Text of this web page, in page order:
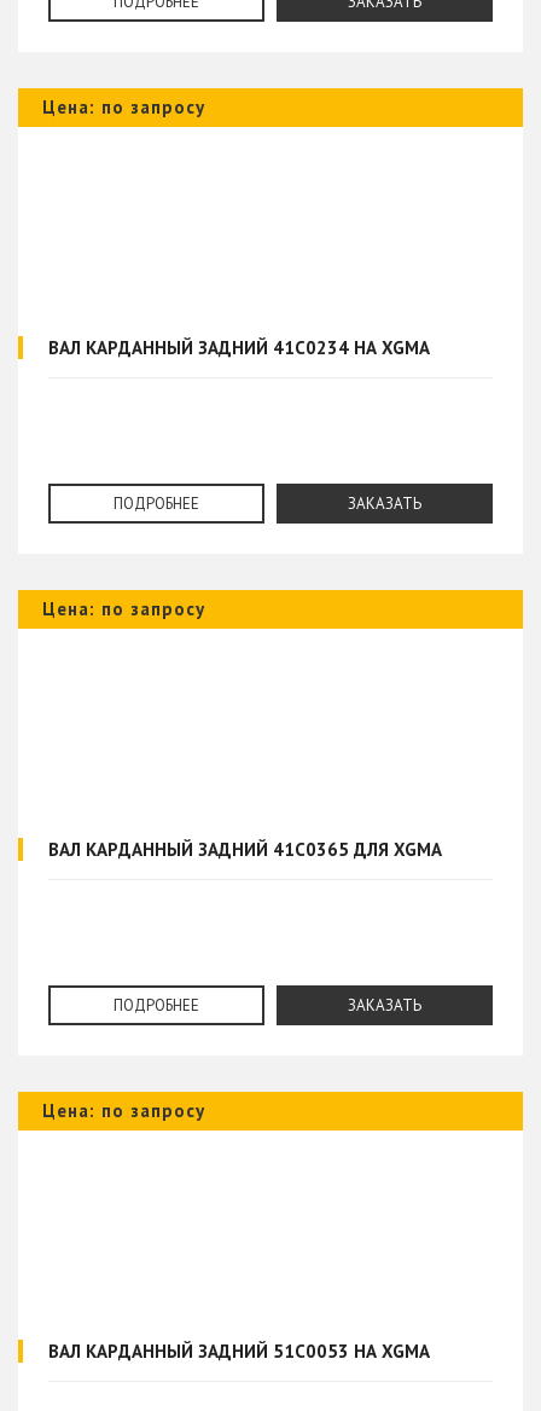
Цена: по запросу
ВАЛ КАРДАННЫЙ ЗАДНИЙ 41C0234 НА XGMA
ПОДРОБНЕЕ ЗАКАЗАТЬ
Цена: по запросу
ВАЛ КАРДАННЫЙ ЗАДНИЙ 41C0365 ДЛЯ XGMA
ПОДРОБНЕЕ ЗАКАЗАТЬ
Цена: по запросу
ВАЛ КАРДАННЫЙ ЗАДНИЙ 51C0053 НА XGMA